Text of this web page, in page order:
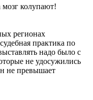
мозг колупают!
регионах
практика по
надо было с
не удосужились
не превышает